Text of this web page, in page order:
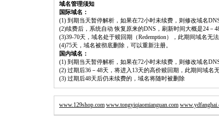
域名管理须知
国际域名：
(1) 到期当天暂停解析，如果在72小时未续费，则修改域名
(2)续费后，系统自动 恢复原来的DNS，刷新时间大概是24－
(3)39-70天，域名处于赎回期（Redemption），此期间域名无
(4)75天，域名被彻底删除，可以重新注册。
国内域名：
(1) 到期当天暂停解析，如果在72小时未续费，则修改域名
(2) 过期后36－48天，将进入13天的高价赎回期，此期间域名
(3) 过期后48天后仍未续费的，域名将随时被删除
www.129shop.com www.tongyiqiaomianguan.com